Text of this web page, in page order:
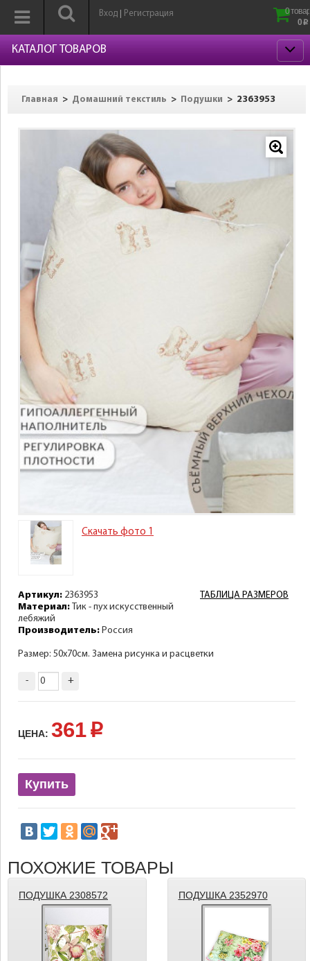
Вход Регистрация
0
0 p
КАТАЛОГ ТОВАРОВ
Главная > Домашний текстиль > Подушки > 2363953
Скачать фото 1
ТАБЛИЦА РАЗМЕРОВ
Артикул: 2363953
Материал: Тик - пух искусственный
лебяжий
Производитель: Россия
Размер: 50х70см. Замена рисунка и расцветки
- +
ЦЕНА: 361 p
Купить
ПОХОЖИЕ ТОВАРЫ
ПОДУШКА 2308572 ПОДУШКА 2352970